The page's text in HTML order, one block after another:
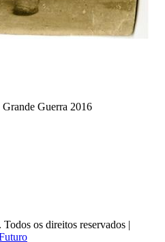
Guerra 2016
. Todos os direitos reservados |